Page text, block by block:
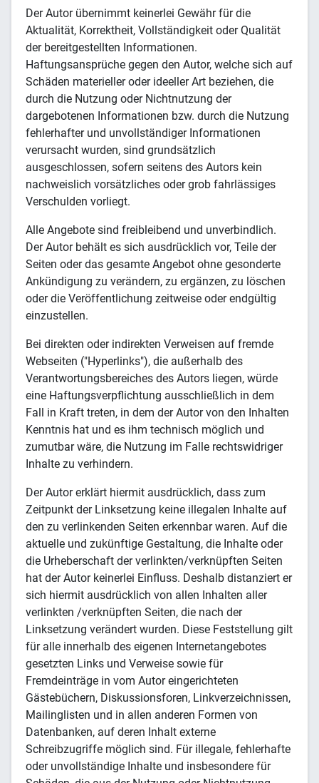
Der Autor übernimmt keinerlei Gewähr für die
Aktualität, Korrektheit, Vollständigkeit oder Qualität
der bereitgestellten Informationen.
Haftungsansprüche gegen den Autor, welche sich auf
Schäden materieller oder ideeller Art beziehen, die
durch die Nutzung oder Nichtnutzung der
dargebotenen Informationen bzw. durch die Nutzung
fehlerhafter und unvollständiger Informationen
verursacht wurden, sind grundsätzlich
ausgeschlossen, sofern seitens des Autors kein
nachweislich vorsätzliches oder grob fahrlässiges
Verschulden vorliegt.
Alle Angebote sind freibleibend und unverbindlich.
Der Autor behält es sich ausdrücklich vor, Teile der
Seiten oder das gesamte Angebot ohne gesonderte
Ankündigung zu verändern, zu ergänzen, zu löschen
oder die Veröffentlichung zeitweise oder endgültig
einzustellen.
Bei direkten oder indirekten Verweisen auf fremde
Webseiten ("Hyperlinks"), die außerhalb des
Verantwortungsbereiches des Autors liegen, würde
eine Haftungsverpflichtung ausschließlich in dem
Fall in Kraft treten, in dem der Autor von den Inhalten
Kenntnis hat und es ihm technisch möglich und
zumutbar wäre, die Nutzung im Falle rechtswidriger
Inhalte zu verhindern.
Der Autor erklärt hiermit ausdrücklich, dass zum
Zeitpunkt der Linksetzung keine illegalen Inhalte auf
den zu verlinkenden Seiten erkennbar waren. Auf die
aktuelle und zukünftige Gestaltung, die Inhalte oder
die Urheberschaft der verlinkten/verknüpften Seiten
hat der Autor keinerlei Einfluss. Deshalb distanziert er
sich hiermit ausdrücklich von allen Inhalten aller
verlinkten /verknüpften Seiten, die nach der
Linksetzung verändert wurden. Diese Feststellung gilt
für alle innerhalb des eigenen Internetangebotes
gesetzten Links und Verweise sowie für
Fremdeinträge in vom Autor eingerichteten
Gästebüchern, Diskussionsforen, Linkverzeichnissen,
Mailinglisten und in allen anderen Formen von
Datenbanken, auf deren Inhalt externe
Schreibzugriffe möglich sind. Für illegale, fehlerhafte
oder unvollständige Inhalte und insbesondere für